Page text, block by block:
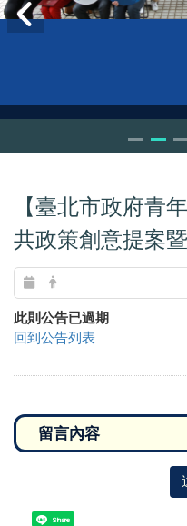
【臺北市政府青
共政策創意提案暨
此則公告已過期
回到公告列表
Share